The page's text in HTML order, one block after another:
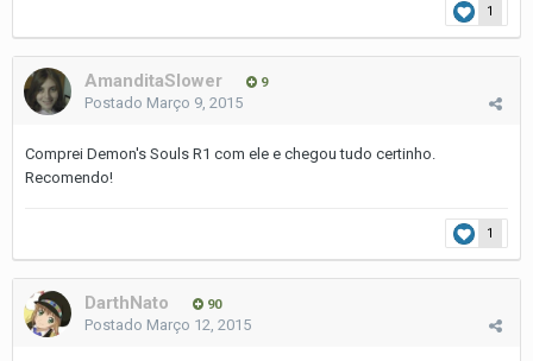
1
AmanditaSlower 9
Postado Março 9, 2015
Comprei Demon's Souls R1 com ele e chegou tudo certinho.
Recomendo!
1
DarthNato 90
Postado Março 12, 2015